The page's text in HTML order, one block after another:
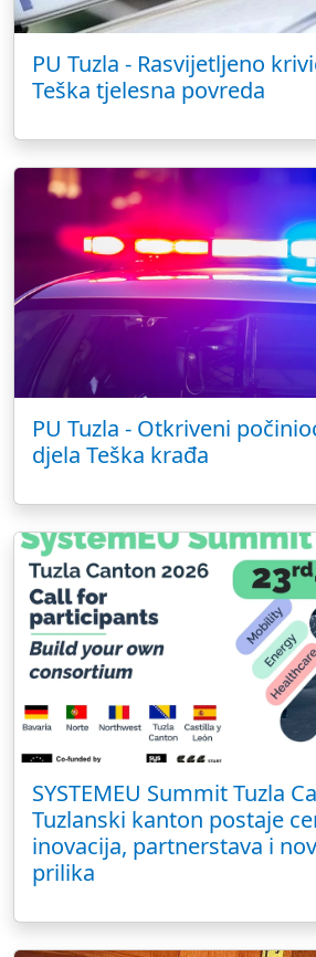
PU Tuzla - Rasvijetljeno
Teška tjelesna povreda
PU Tuzla - Otkriveni
djela Teška krađa
SYSTEMEU Summit Tuzla
Tuzlanski kanton postaje
inovacija, partnerstava i
prilika